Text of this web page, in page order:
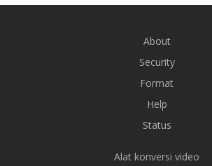
About
Security
Format
Help
Status
Alat konversi video